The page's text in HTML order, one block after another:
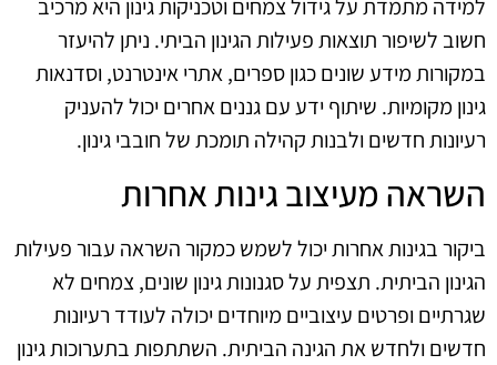
למידה מתמדת על גידול צמחים וטכניקות גינון היא מרכיב
חשוב לשיפור תוצאות פעילות הגינון הביתי. ניתן להיעזר
במקורות מידע שונים כגון ספרים, אתרי אינטרנט, וסדנאות
גינון מקומיות. שיתוף ידע עם גננים אחרים יכול להעניק
רעיונות חדשים ולבנות קהילה תומכת של חובבי גינון.
השראה מעיצוב גינות אחרות
ביקור בגינות אחרות יכול לשמש כמקור השראה עבור פעילות
הגינון הביתית. תצפית על סגנונות גינון שונים, צמחים לא
שגרתיים ופרטים עיצוביים מיוחדים יכולה לעודד רעיונות
חדשים ולחדש את הגינה הביתית. השתתפות בתערוכות גינון